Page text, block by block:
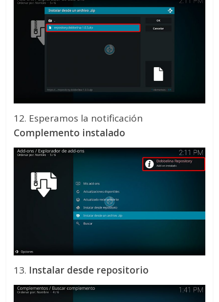
12. Esperamos la notificación
Complemento instalado
13. Instalar desde repositorio